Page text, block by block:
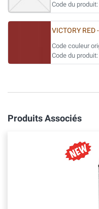
Code du produit:
VICTORY RED
Code couleur
Code du produit:
Produits Associés